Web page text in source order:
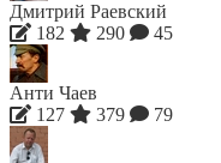
Дмитрий Раевский
182
290 45
Анти Чаев
127
379 79